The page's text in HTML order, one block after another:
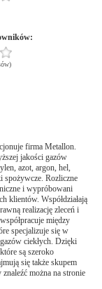
firma Metallon.
jakości gazów
azot, argon, hel,
spożywcze. Rozliczne
i wypróbowani
klientów. Współdziałają
realizację zleceń i
między
specjalizuje się w
ciekłych. Dzięki
są szeroko
się także skupem
można na stronie